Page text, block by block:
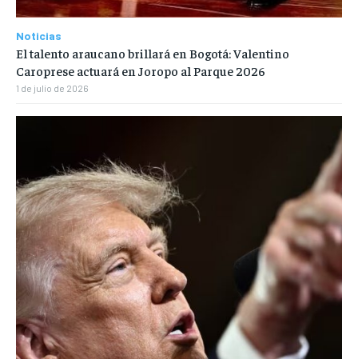
Noticias
El talento araucano brillará en Bogotá: Valentino
Caroprese actuará en Joropo al Parque 2026
1 de julio de 2026